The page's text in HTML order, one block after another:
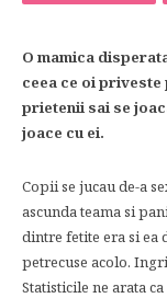
O mamica
ceea ce oi priveste
prietenii sai se
joace cu ei.
Copii se jucau de-a
ascunda teama si
dintre fetite era si ea
petrecuse acolo.
Statisticile ne arata